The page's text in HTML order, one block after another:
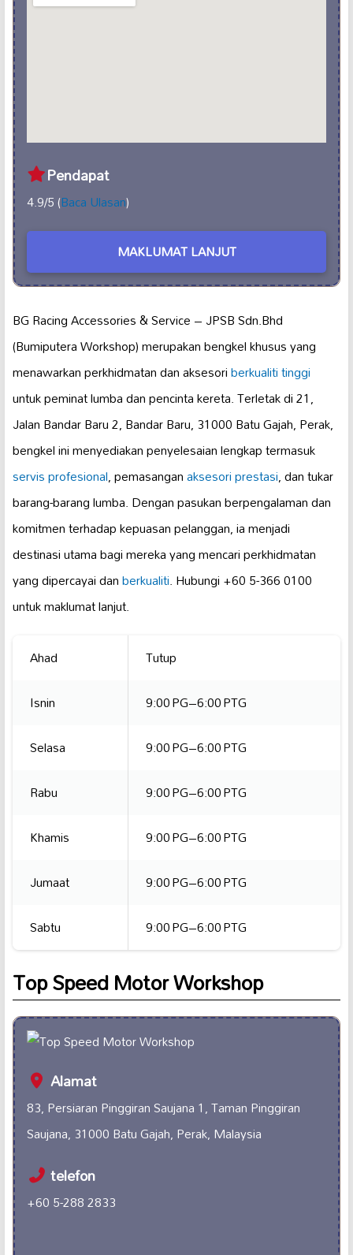
Pendapat
4.9/5 (Baca Ulasan)
MAKLUMAT LANJUT
BG Racing Accessories & Service – JPSB Sdn.Bhd
(Bumiputera Workshop) merupakan bengkel khusus yang
menawarkan perkhidmatan dan aksesoriberkualiti tinggi
untuk peminat lumba dan pencinta kereta. Terletak di 21,
Jalan Bandar Baru 2, Bandar Baru, 31000 Batu Gajah, Perak,
bengkel ini menyediakan penyelesaian lengkap termasuk
servis profesional, pemasanganaksesori prestasi, dan tukar
barang-barang lumba. Dengan pasukan berpengalaman dan
komitmen terhadap kepuasan pelanggan, ia menjadi
destinasi utama bagi mereka yang mencari perkhidmatan
yang dipercayai danberkualiti. Hubungi +60 5-366 0100
untuk maklumat lanjut.
Ahad
Tutup
Isnin
9:00 PG–6:00 PTG
Selasa
9:00 PG–6:00 PTG
Rabu
9:00 PG–6:00 PTG
Khamis
9:00 PG–6:00 PTG
Jumaat
9:00 PG–6:00 PTG
Sabtu
9:00 PG–6:00 PTG
Top Speed Motor Workshop
Alamat
83, Persiaran Pinggiran Saujana 1, Taman Pinggiran
Saujana, 31000 Batu Gajah, Perak, Malaysia
telefon
+60 5-288 2833